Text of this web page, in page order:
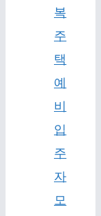
복
주
택
예
비
입
주
자
모